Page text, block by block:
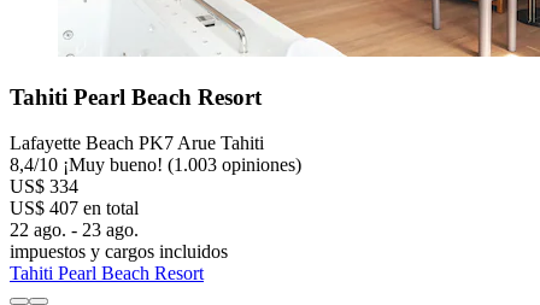
Tahiti Pearl Beach Resort
Lafayette Beach PK7 Arue Tahiti
8,4/10 ¡Muy bueno! (1.003 opiniones)
US$ 334
US$ 407 en total
22 ago. - 23 ago.
impuestos y cargos incluidos
Tahiti Pearl Beach Resort